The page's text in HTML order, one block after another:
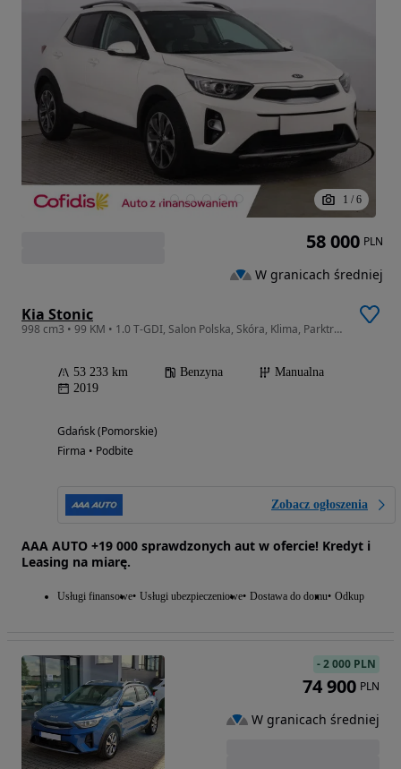
1 / 6
Kia Stonic
998 cm3 • 99 KM • 1.0 T-GDI, Salon Polska, Skóra, Klima, Parktronic,
53 233 km Benzyna
Manualna
2019
Gdańsk (Pomorskie)
Firma • Podbite
Zobacz ogłoszenia
AAA AUTO +19 000 sprawdzonych aut w ofercie! Kredyt i
Leasing na miarę.
Usługi finansowe Usługi ubezpieczeniowe Dostawa do domu Odkup
58 000 PLN
W granicach średniej
-2 000 PLN
74 900 PLN
W granicach średniej